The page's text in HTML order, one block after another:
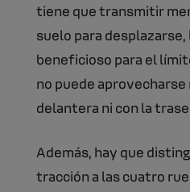
tiene que transmitir
suelo para
beneficioso para el
no puede
delantera ni con la
Además, hay que
tracción a las cuatro